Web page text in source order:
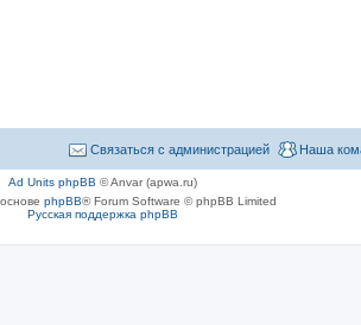
Наша
Связаться с администрацией
Ad Units phpBB © Anvar (apwa.ru)
phpBB® Forum Software © phpBB Limited
Русская поддержка phpBB